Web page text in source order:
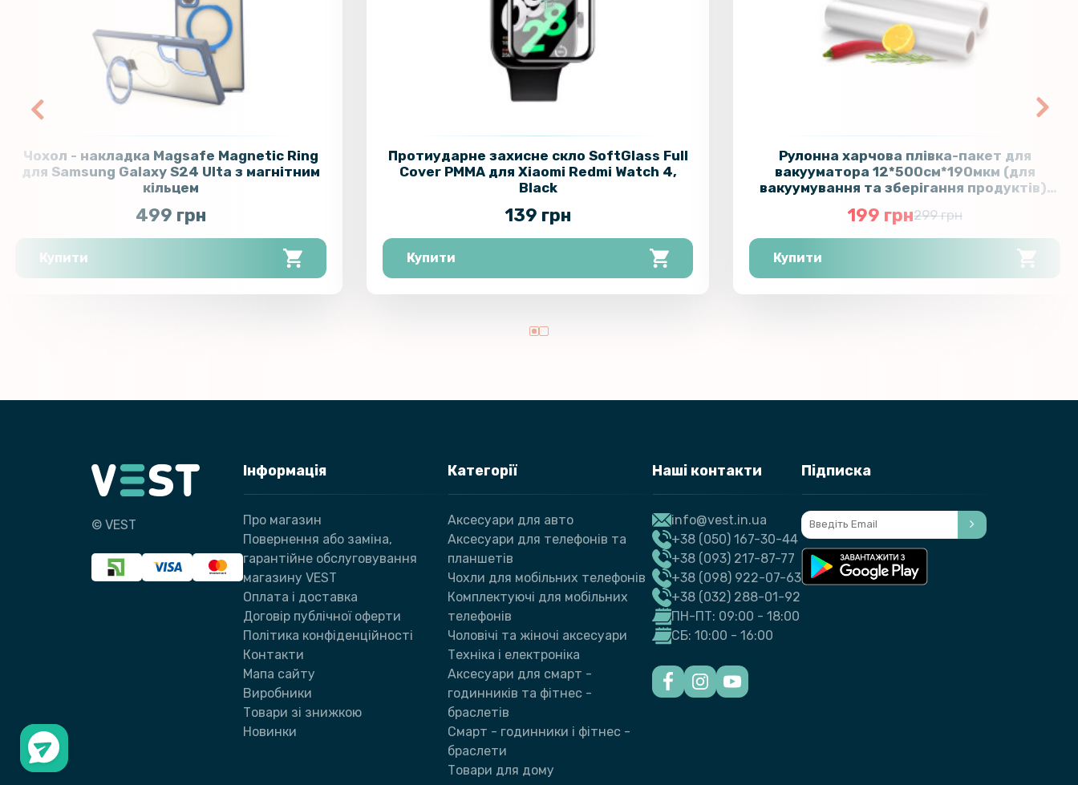
Чохол - накладка Magsafe Magnetic Ring
для Samsung Galaxy S24 Ulta з магнітним
кільцем
499 грн
Купити
Протиударне захисне скло SoftGlass Full
Cover PMMA для Xiaomi Redmi Watch 4,
Black
139 грн
Купити
Рулонна харчова плівка-пакет для
вакууматора 12*500см*190мкм (для
вакуумування та зберігання продуктів),
199 грн299 грн
Купити
© VEST
Інформація
Про магазин
Повернення або заміна,
гарантійне обслуговування
магазину VEST
Оплата і доставка
Договір публічної оферти
Політика конфіденційності
Контакти
Мапа сайту
Виробники
Товари зі знижкою
Новинки
Категорії
Аксесуари для авто
Аксесуари для телефонів та
планшетів
Чохли для мобільних телефонів
Комплектуючі для мобільних
телефонів
Чоловічі та жіночі аксесуари
Техніка і електроніка
Аксесуари для смарт -
годинників та фітнес -
браслетів
Смарт - годинники і фітнес -
браслети
Товари для дому
Наші контакти
info@vest.in.ua
+38 (050) 167-30-44
+38 (093) 217-87-77
+38 (098) 922-07-63
+38 (032) 288-01-92
ПН-ПТ: 09:00 - 18:00
СБ: 10:00 - 16:00
Підписка